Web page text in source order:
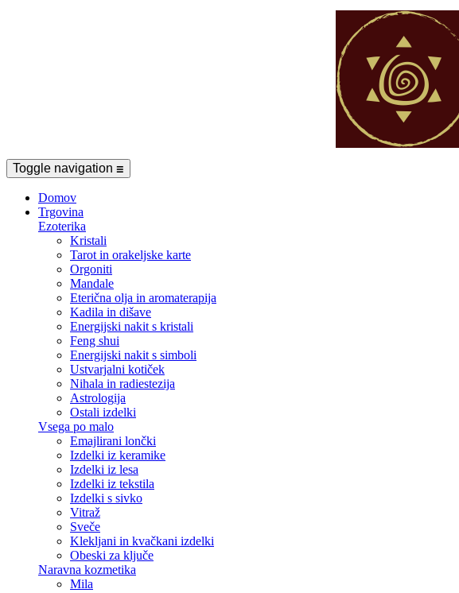
Toggle navigation ☰
Domov
Trgovina
Ezoterika
Kristali
Tarot in orakeljske karte
Orgoniti
Mandale
Eterična olja in aromaterapija
Kadila in dišave
Energijski nakit s kristali
Feng shui
Energijski nakit s simboli
Ustvarjalni kotiček
Nihala in radiestezija
Astrologija
Ostali izdelki
Vsega po malo
Emajlirani lončki
Izdelki iz keramike
Izdelki iz lesa
Izdelki iz tekstila
Izdelki s sivko
Vitraž
Sveče
Klekljani in kvačkani izdelki
Obeski za ključe
Naravna kozmetika
Mila